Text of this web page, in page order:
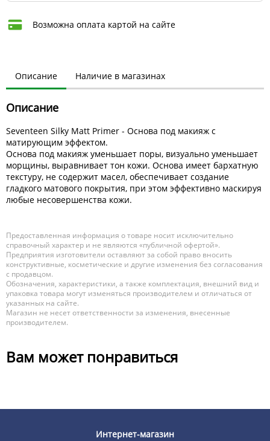
Возможна оплата картой на сайте
Описание Наличие в магазинах
Описание
Seventeen Silky Matt Primer - Осно­ва под макияж с
матирующим эффектом.
Осно­ва под макияж уменьшает поры, визу­ально уменьшает
морщины, выра­внивает тон кожи. Основа имеет барха­тную
текстуру, не содержит масел, обе­спечивает создание
гладкого мато­вого покрытия, при этом эффекти­вно маскируя
любые несовершенства кожи.
Предоставленная информация о товаре носит исключительно
справочный характер и не являются «публичной офертой».
Предприятия изготовители оставляют за собой право вносить
конструктивные, косметические и другие изменения без согласования
с продавцом.
Обозначения, характеристики, а также комплектация, внешний вид и
упаковка товара могут изменяться производителем и отличаться от
указанных на сайте.
Магазин не несет ответственности за изменения, внесенные
производителем.
Вам может понравиться
Интернет-магазин